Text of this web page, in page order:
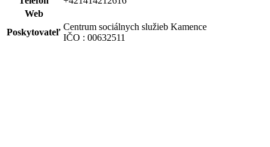
Web
Poskytovateľ
Centrum sociálnych služieb Kamence
IČO : 00632511